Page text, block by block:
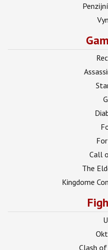
Call
The
Kingdome
Clash